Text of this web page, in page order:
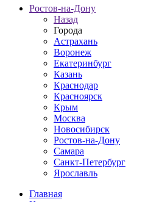
Ростов-на-Дону
Назад
Города
Астрахань
Воронеж
Екатеринбург
Казань
Краснодар
Красноярск
Крым
Москва
Новосибирск
Ростов-на-Дону
Самара
Санкт-Петербург
Ярославль
Главная